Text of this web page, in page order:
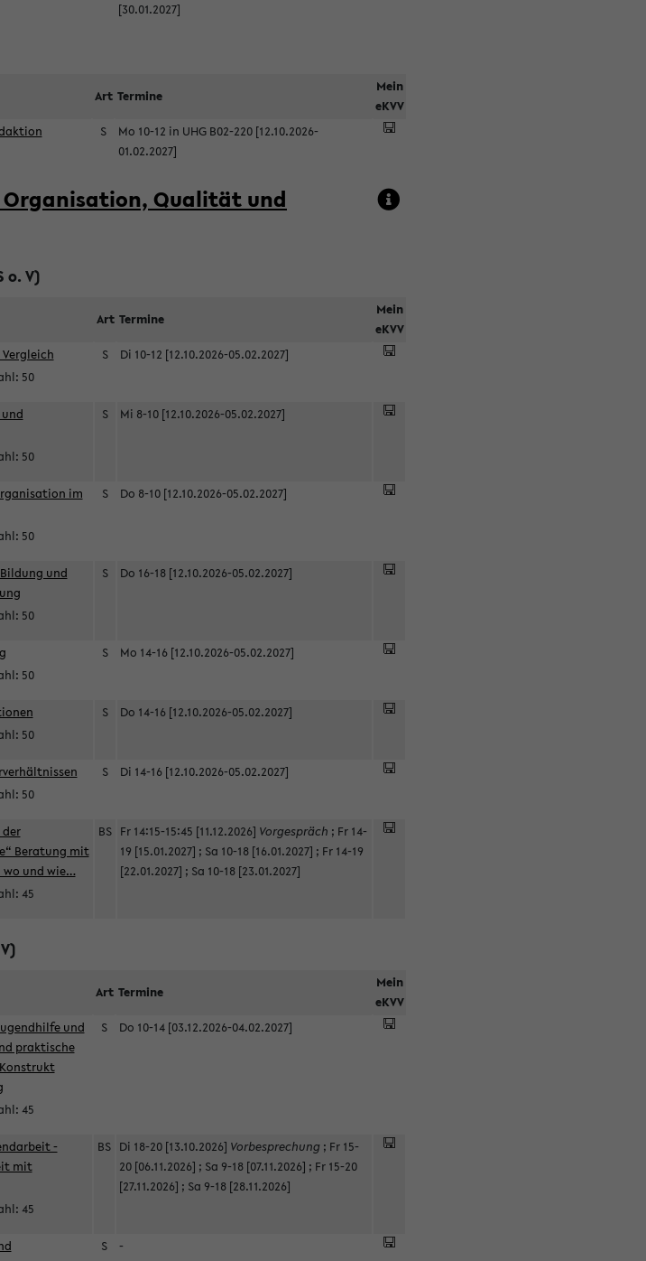
[30.01.2027]
Art Termine
Mein
eKVV
S
Mo 10-12 in UHG B02-220 [12.10.2026-
01.02.2027]
Organisation, Qualität und
o. V)
Art Termine
Mein
eKVV
50
S Di 10-12 [12.10.2026-05.02.2027]
50
S Mi 8-10 [12.10.2026-05.02.2027]
im
50
S Do 8-10 [12.10.2026-05.02.2027]
und
50
S Do 16-18 [12.10.2026-05.02.2027]
50
S Mo 14-16 [12.10.2026-05.02.2027]
50
S Do 14-16 [12.10.2026-05.02.2027]
50
S Di 14-16 [12.10.2026-05.02.2027]
Beratung mit
wo und wie…
45
BS Fr 14:15-15:45 [11.12.2026] Vorgespräch ; Fr 14-
19 [15.01.2027] ; Sa 10-18 [16.01.2027] ; Fr 14-19
[22.01.2027] ; Sa 10-18 [23.01.2027]
Art Termine
Mein
eKVV
und
praktische
45
S Do 10-14 [03.12.2026-04.02.2027]
-
mit
45
BS Di 18-20 [13.10.2026] Vorbesprechung; Fr 15-
20 [06.11.2026] ; Sa 9-18 [07.11.2026] ; Fr 15-20
[27.11.2026] ; Sa 9-18 [28.11.2026]
S -